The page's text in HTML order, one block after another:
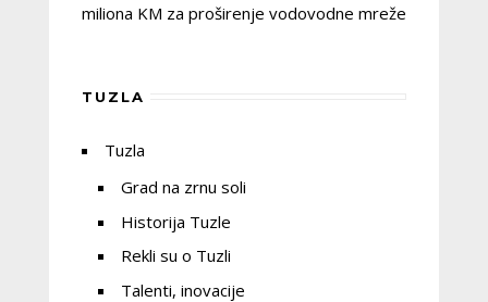
miliona KM za proširenje vodovodne mreže
TUZLA
Tuzla
Grad na zrnu soli
Historija Tuzle
Rekli su o Tuzli
Talenti, inovacije